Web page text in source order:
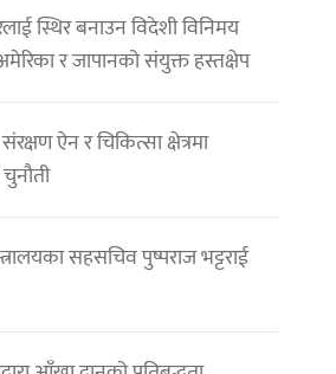
स्थिर बनाउन विदेशी विनिमय
र जापानको संयुक्त हस्तक्षेप
ऐन र चिकित्सा क्षेत्रमा
सहसचिव पुष्पराज भट्टराई